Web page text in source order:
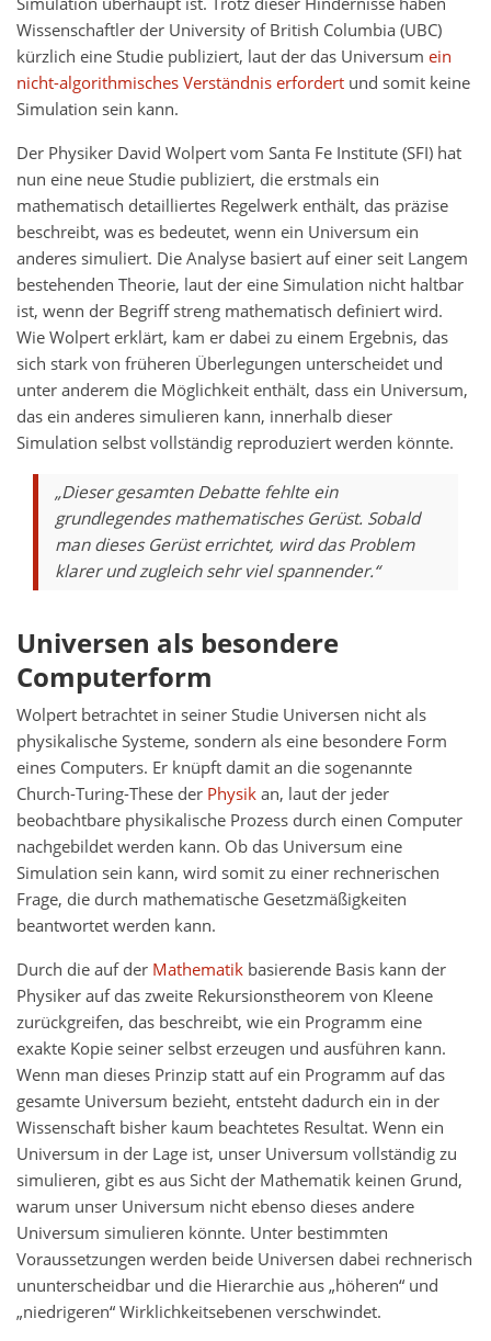
Wissenschaftler der University of British Columbia (UBC)
kürzlich eine Studie publiziert, laut der das Universum ein
nicht-algorithmisches Verständnis erfordert und somit keine
Simulation sein kann.
Der Physiker David Wolpert vom Santa Fe Institute (SFI) hat
nun eine neue Studie publiziert, die erstmals ein
mathematisch detailliertes Regelwerk enthält, das präzise
beschreibt, was es bedeutet, wenn ein Universum ein
anderes simuliert. Die Analyse basiert auf einer seit Langem
bestehenden Theorie, laut der eine Simulation nicht haltbar
ist, wenn der Begriff streng mathematisch definiert wird.
Wie Wolpert erklärt, kam er dabei zu einem Ergebnis, das
sich stark von früheren Überlegungen unterscheidet und
unter anderem die Möglichkeit enthält, dass ein Universum,
das ein anderes simulieren kann, innerhalb dieser
Simulation selbst vollständig reproduziert werden könnte.
„Dieser gesamten Debatte fehlte ein
grundlegendes mathematisches Gerüst. Sobald
man dieses Gerüst errichtet, wird das Problem
klarer und zugleich sehr viel spannender.“
Universen als besondere
Computerform
Wolpert betrachtet in seiner Studie Universen nicht als
physikalische Systeme, sondern als eine besondere Form
eines Computers. Er knüpft damit an die sogenannte
Church-Turing-These der Physikan, laut der jeder
beobachtbare physikalische Prozess durch einen Computer
nachgebildet werden kann. Ob das Universum eine
Simulation sein kann, wird somit zu einer rechnerischen
Frage, die durch mathematische Gesetzmäßigkeiten
beantwortet werden kann.
Durch die auf der Mathematik basierende Basis kann der
Physiker auf das zweite Rekursionstheorem von Kleene
zurückgreifen, das beschreibt, wie ein Programm eine
exakte Kopie seiner selbst erzeugen und ausführen kann.
Wenn man dieses Prinzip statt auf ein Programm auf das
gesamte Universum bezieht, entsteht dadurch ein in der
Wissenschaft bisher kaum beachtetes Resultat. Wenn ein
Universum in der Lage ist, unser Universum vollständig zu
simulieren, gibt es aus Sicht der Mathematik keinen Grund,
warum unser Universum nicht ebenso dieses andere
Universum simulieren könnte. Unter bestimmten
Voraussetzungen werden beide Universen dabei rechnerisch
ununterscheidbar und die Hierarchie aus „höheren“ und
„niedrigeren“ Wirklichkeitsebenen verschwindet.